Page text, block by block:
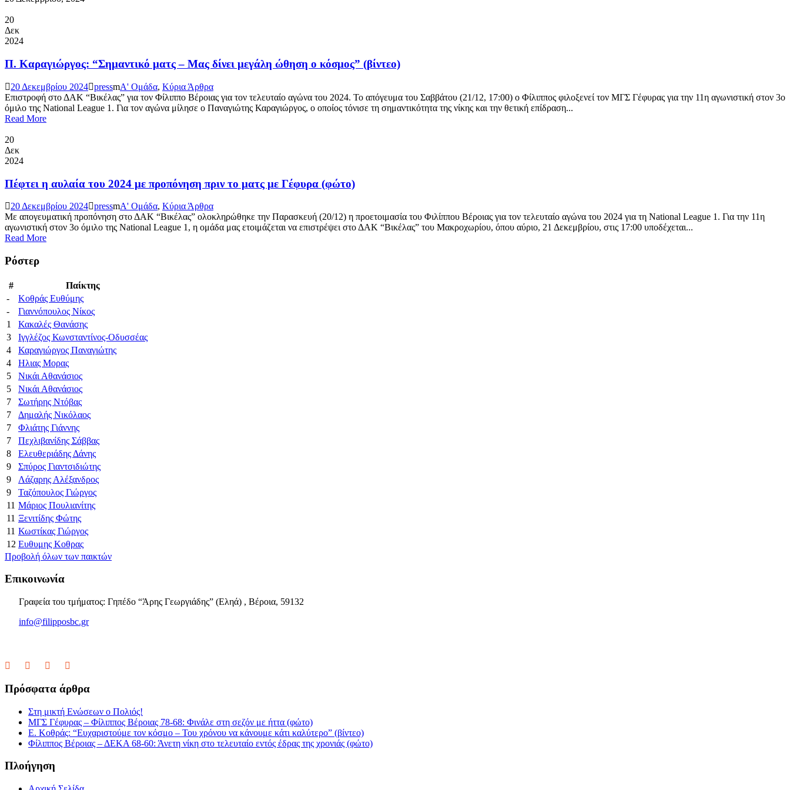
20
Δεκ
2024
Π. Καραγιώργος: “Σημαντικό ματς – Μας δίνει μεγάλη ώθηση ο κόσμος” (βίντεο)
20 Δεκεμβρίου 2024 press Α' Ομάδα, Κύρια Άρθρα
Επιστροφή στο ΔΑΚ “Βικέλας” για τον Φίλιππο Βέροιας για τον τελευταίο αγώνα του 2024. Το απόγευμα του Σαββάτου (21/12, 17:00) ο Φίλιππος φιλοξενεί τον ΜΓΣ Γέφυρας για την 11η αγωνιστική στον 3ο
όμιλο της National League 1. Για τον αγώνα μίλησε ο Παναγιώτης Καραγιώργος, ο οποίος τόνισε τη σημαντικότητα της νίκης και την θετική επίδραση...
Read More
20
Δεκ
2024
Πέφτει η αυλαία του 2024 με προπόνηση πριν το ματς με Γέφυρα (φώτο)
20 Δεκεμβρίου 2024 press Α' Ομάδα, Κύρια Άρθρα
Με απογευματική προπόνηση στο ΔΑΚ “Βικέλας” ολοκληρώθηκε την Παρασκευή (20/12) η προετοιμασία του Φιλίππου Βέροιας για τον τελευταίο αγώνα του 2024 για τη National League 1. Για την 11η
αγωνιστική στον 3ο όμιλο της National League 1, η ομάδα μας ετοιμάζεται να επιστρέψει στο ΔΑΚ “Βικέλας” του Μακροχωρίου, όπου αύριο, 21 Δεκεμβρίου, στις 17:00 υποδέχεται...
Read More
Ρόστερ
#
Παίκτης
-
Κοθράς Ευθύμης
-
Γιαννόπουλος Νίκος
1
Κακαλές Θανάσης
3
Ιγγλέζος Κωνσταντίνος-Οδυσσέας
4
Καραγιώργος Παναγιώτης
4
Ηλιας Μορας
5
Νικάι Αθανάσιος
5
Νικάι Αθανάσιος
7
Σωτήρης Ντόβας
7
Δημαλής Νικόλαος
7
Φλιάτης Γιάννης
7
Πεχλιβανίδης Σάββας
8
Ελευθεριάδης Δάνης
9
Σπύρος Γιαντσιδιώτης
9
Λάζαρης Αλέξανδρος
9
Ταζόπουλος Γιώργος
11 Μάριος Πουλιανίτης
11 Ξενιτίδης Φώτης
11 Κωστίκας Γιώργος
12 Ευθυμης Κοθρας
Προβολή όλων των παικτών
Επικοινωνία
Γραφεία του τμήματος: Γηπέδο “Άρης Γεωργιάδης” (Εληά) , Βέροια, 59132
info@filipposbc.gr
Πρόσφατα άρθρα
Στη μικτή Ενώσεων ο Πολιός!
ΜΓΣ Γέφυρας – Φίλιππος Βέροιας 78-68: Φινάλε στη σεζόν με ήττα (φώτο)
Ε. Κοθράς: “Ευχαριστούμε τον κόσμο – Του χρόνου να κάνουμε κάτι καλύτερο” (βίντεο)
Φίλιππος Βέροιας – ΔΕΚΑ 68-60: Άνετη νίκη στο τελευταίο εντός έδρας της χρονιάς (φώτο)
Πλοήγηση